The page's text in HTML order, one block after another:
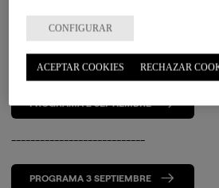
inclusiva e intercultural.
PROGRAMA 2 SEPTIEMBRE
----------------------------
PROGRAMA 3 SEPTIEMBRE
CONFIGURAR
RECHAZAR
ACEPTAR COOKIES